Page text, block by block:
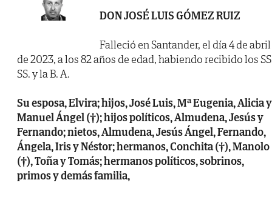
DON JOSÉ LUIS GÓMEZ RUIZ
Falleció en Santander, el día 4 de abril
de 2023, a los 82 años de edad, habiendo recibido los
SS. y la B. A.
Su esposa, Elvira; hijos, José Luis, Mª Eugenia, Alicia y
Manuel Ángel (†); hijos políticos, Almudena, Jesús y
Fernando; nietos, Almudena, Jesús Ángel, Fernando,
Ángela, Iris y Néstor; hermanos, Conchita (†), Manolo
(†), Toña y Tomás; hermanos políticos, sobrinos,
primos y demás familia,